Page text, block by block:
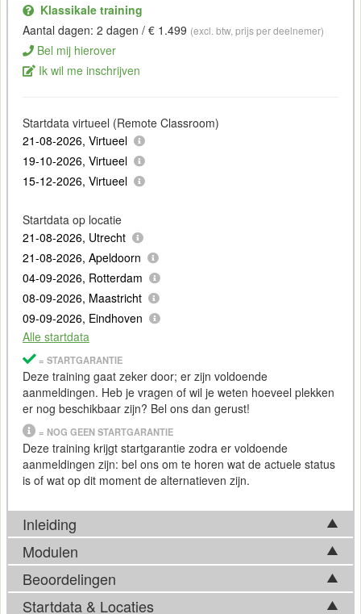
Klassikale training
Aantal dagen: 2 dagen / € 1.499 (excl. btw, prijs per deelnemer)
Bel mij hierover
Ik wil me inschrijven
Startdata virtueel (Remote Classroom)
21-08-2026, Virtueel
19-10-2026, Virtueel
15-12-2026, Virtueel
Startdata op locatie
21-08-2026, Utrecht
21-08-2026, Apeldoorn
04-09-2026, Rotterdam
08-09-2026, Maastricht
09-09-2026, Eindhoven
Alle startdata
= STARTGARANTIE
Deze training gaat zeker door; er zijn voldoende
aanmeldingen. Heb je vragen of wil je weten hoeveel plekken
er nog beschikbaar zijn? Bel ons dan gerust!
= NOG GEEN STARTGARANTIE
Deze training krijgt startgarantie zodra er voldoende
aanmeldingen zijn: bel ons om te horen wat de actuele status
is of wat op dit moment de alternatieven zijn.
Inleiding
DataQuality
Zijn managementrapportages endata-analyses gebaseerd
Modulen
De volgende onderwerpen worden tijdens de Training
Quality behandeld:
Beoordelingen
Startdata & Locaties